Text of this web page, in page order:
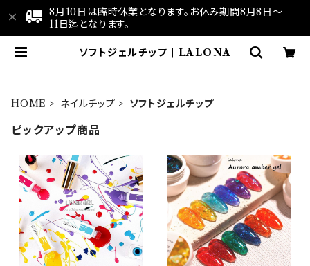
8月10日は臨時休業となります。お休み期間8月8日～
11日迄となります。
ソフトジェルチップ | LALONA
HOME ネイルチップ ソフトジェルチップ
ピックアップ商品